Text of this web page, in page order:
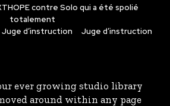
contre Solo qui a été spolié
totalement
Juge d’instruction Juge d’instruction
ever growing studio library
around within any page